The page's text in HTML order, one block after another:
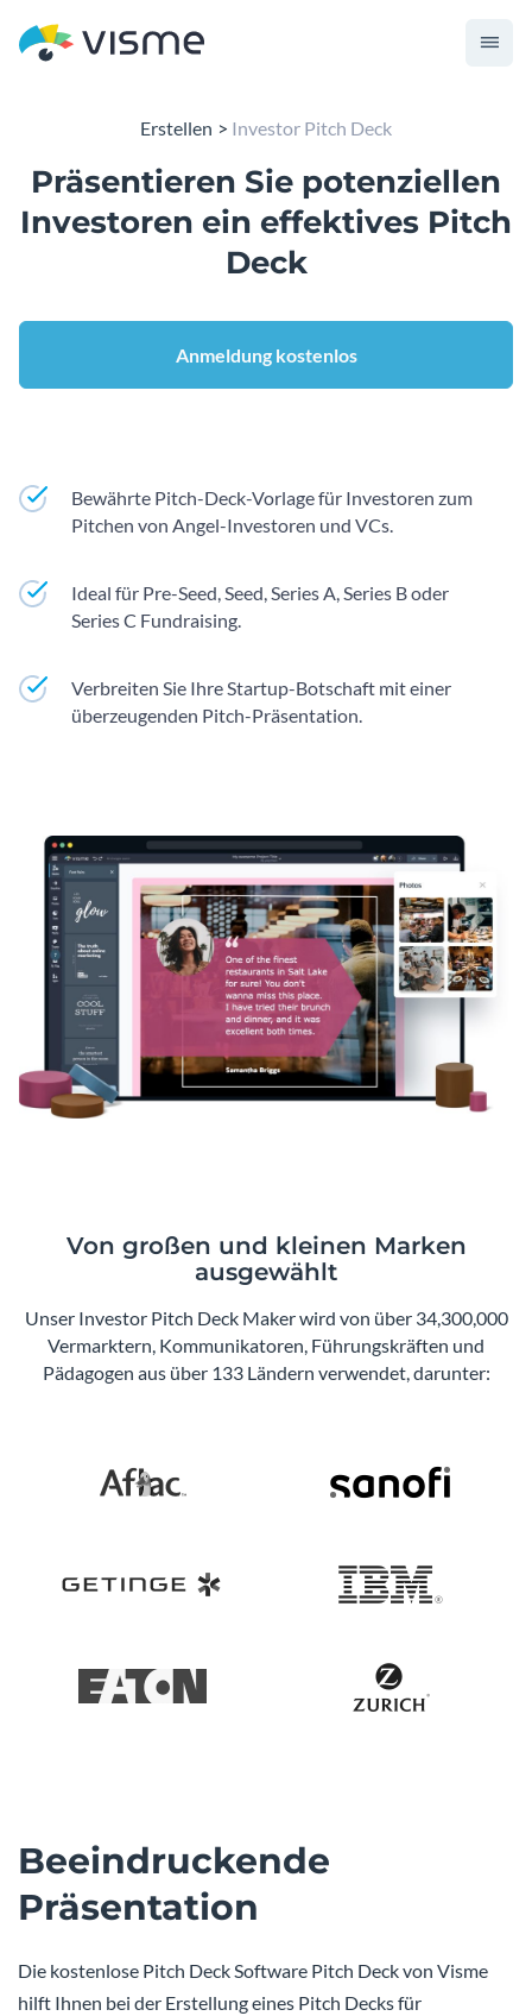
Erstellen Investor Pitch Deck
Präsentieren Sie potenziellen
Investoren ein effektives Pitch
Deck
Anmeldung kostenlos
Bewährte Pitch-Deck-Vorlage für Investoren zum
Pitchen von Angel-Investoren und VCs.
Ideal für Pre-Seed, Seed, Series A, Series B oder
Series C Fundraising.
Verbreiten Sie Ihre Startup-Botschaft mit einer
überzeugenden Pitch-Präsentation.
Von großen und kleinen Marken
ausgewählt
Unser Investor Pitch Deck Maker wird von über 34,300,000
Vermarktern, Kommunikatoren, Führungskräften und
Pädagogen aus über 133 Ländern verwendet, darunter:
Beeindruckende
Präsentation
Die kostenlose Pitch Deck Software Pitch Deck von Visme
hilft Ihnen bei der Erstellung eines Pitch Decks für